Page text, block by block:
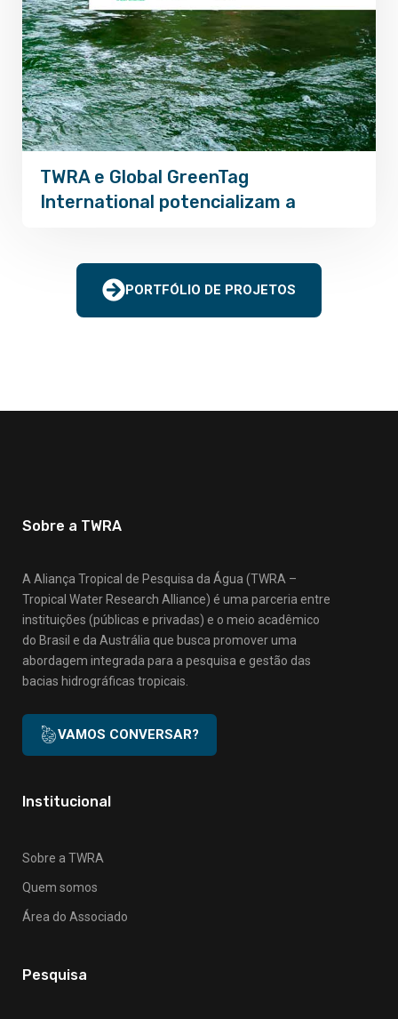
TWRA e Global GreenTag
International potencializam a
PORTFÓLIO DE PROJETOS
Sobre a TWRA
A Aliança Tropical de Pesquisa da Água (TWRA –
Tropical Water Research Alliance) é uma parceria entre
instituições (públicas e privadas) e o meio acadêmico
do Brasil e da Austrália que busca promover uma
abordagem integrada para a pesquisa e gestão das
bacias hidrográficas tropicais.
VAMOS CONVERSAR?
Institucional
Sobre a TWRA
Quem somos
Área do Associado
Pesquisa